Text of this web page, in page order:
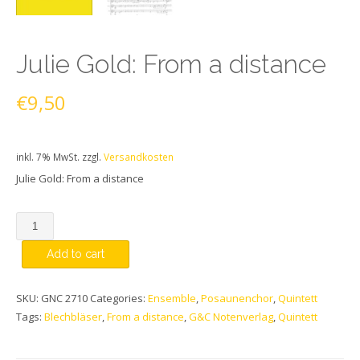
Julie Gold: From a distance
€9,50
inkl. 7% MwSt. zzgl. Versandkosten
Julie Gold: From a distance
Quantity
Add to cart
SKU: GNC 2710 Categories: Ensemble,Posaunenchor,Quintett
Tags: Blechbläser,From a distance,G&C Notenverlag,Quintett